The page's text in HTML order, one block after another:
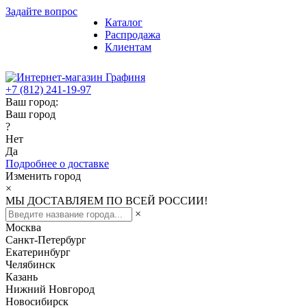
Задайте вопрос
Каталог
Распродажа
Клиентам
+7 (812) 241-19-97
Ваш город:
Ваш город
?
Нет
Да
Подробнее о доставке
Изменить город
×
МЫ ДОСТАВЛЯЕМ ПО ВСЕЙ РОССИИ!
×
Москва
Санкт-Петербург
Екатеринбург
Челябинск
Казань
Нижний Новгород
Новосибирск